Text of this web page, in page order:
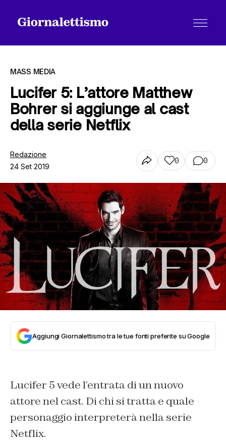
Tutti gli articoli
Chi siamo
Contatti
MASS MEDIA
Lucifer 5: L’attore Matthew
Bohrer si aggiunge al cast
della serie Netflix
Redazione
24 Set 2019
0 0
Aggiungi Giornalettismo tra le tue fonti preferite su Google
Lucifer 5 vede l’entrata di un nuovo
attore nel cast. Di chi si tratta e quale
personaggio interpreterà nella serie
Netflix.